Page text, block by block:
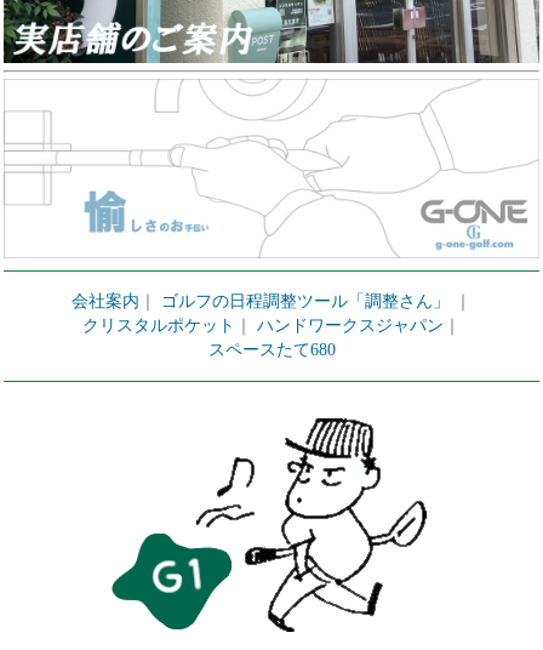
会社案内 ゴルフの日程調整ツール「調整さん」
クリスタルポケット
ハンドワークスジャパン
スペースたて680